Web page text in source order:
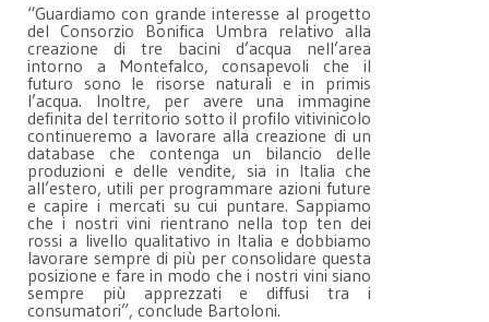
“Guardiamo con grande interesse al progetto
del Consorzio Bonifica Umbra relativo alla
creazione di tre bacini d’acqua nell’area
intorno a Montefalco, consapevoli che il
futuro sono le risorse naturali e in primis
l’acqua. Inoltre, per avere una immagine
definita del territorio sotto il profilo vitivinicolo
continueremo a lavorare alla creazione di un
database che contenga un bilancio delle
produzioni e delle vendite, sia in Italia che
all’estero, utili per programmare azioni future
e capire i mercati su cui puntare. Sappiamo
che i nostri vini rientrano nella top ten dei
rossi a livello qualitativo in Italia e dobbiamo
lavorare sempre di più per consolidare questa
posizione e fare in modo che i nostri vini siano
sempre più apprezzati e diffusi tra i
consumatori”, conclude Bartoloni.